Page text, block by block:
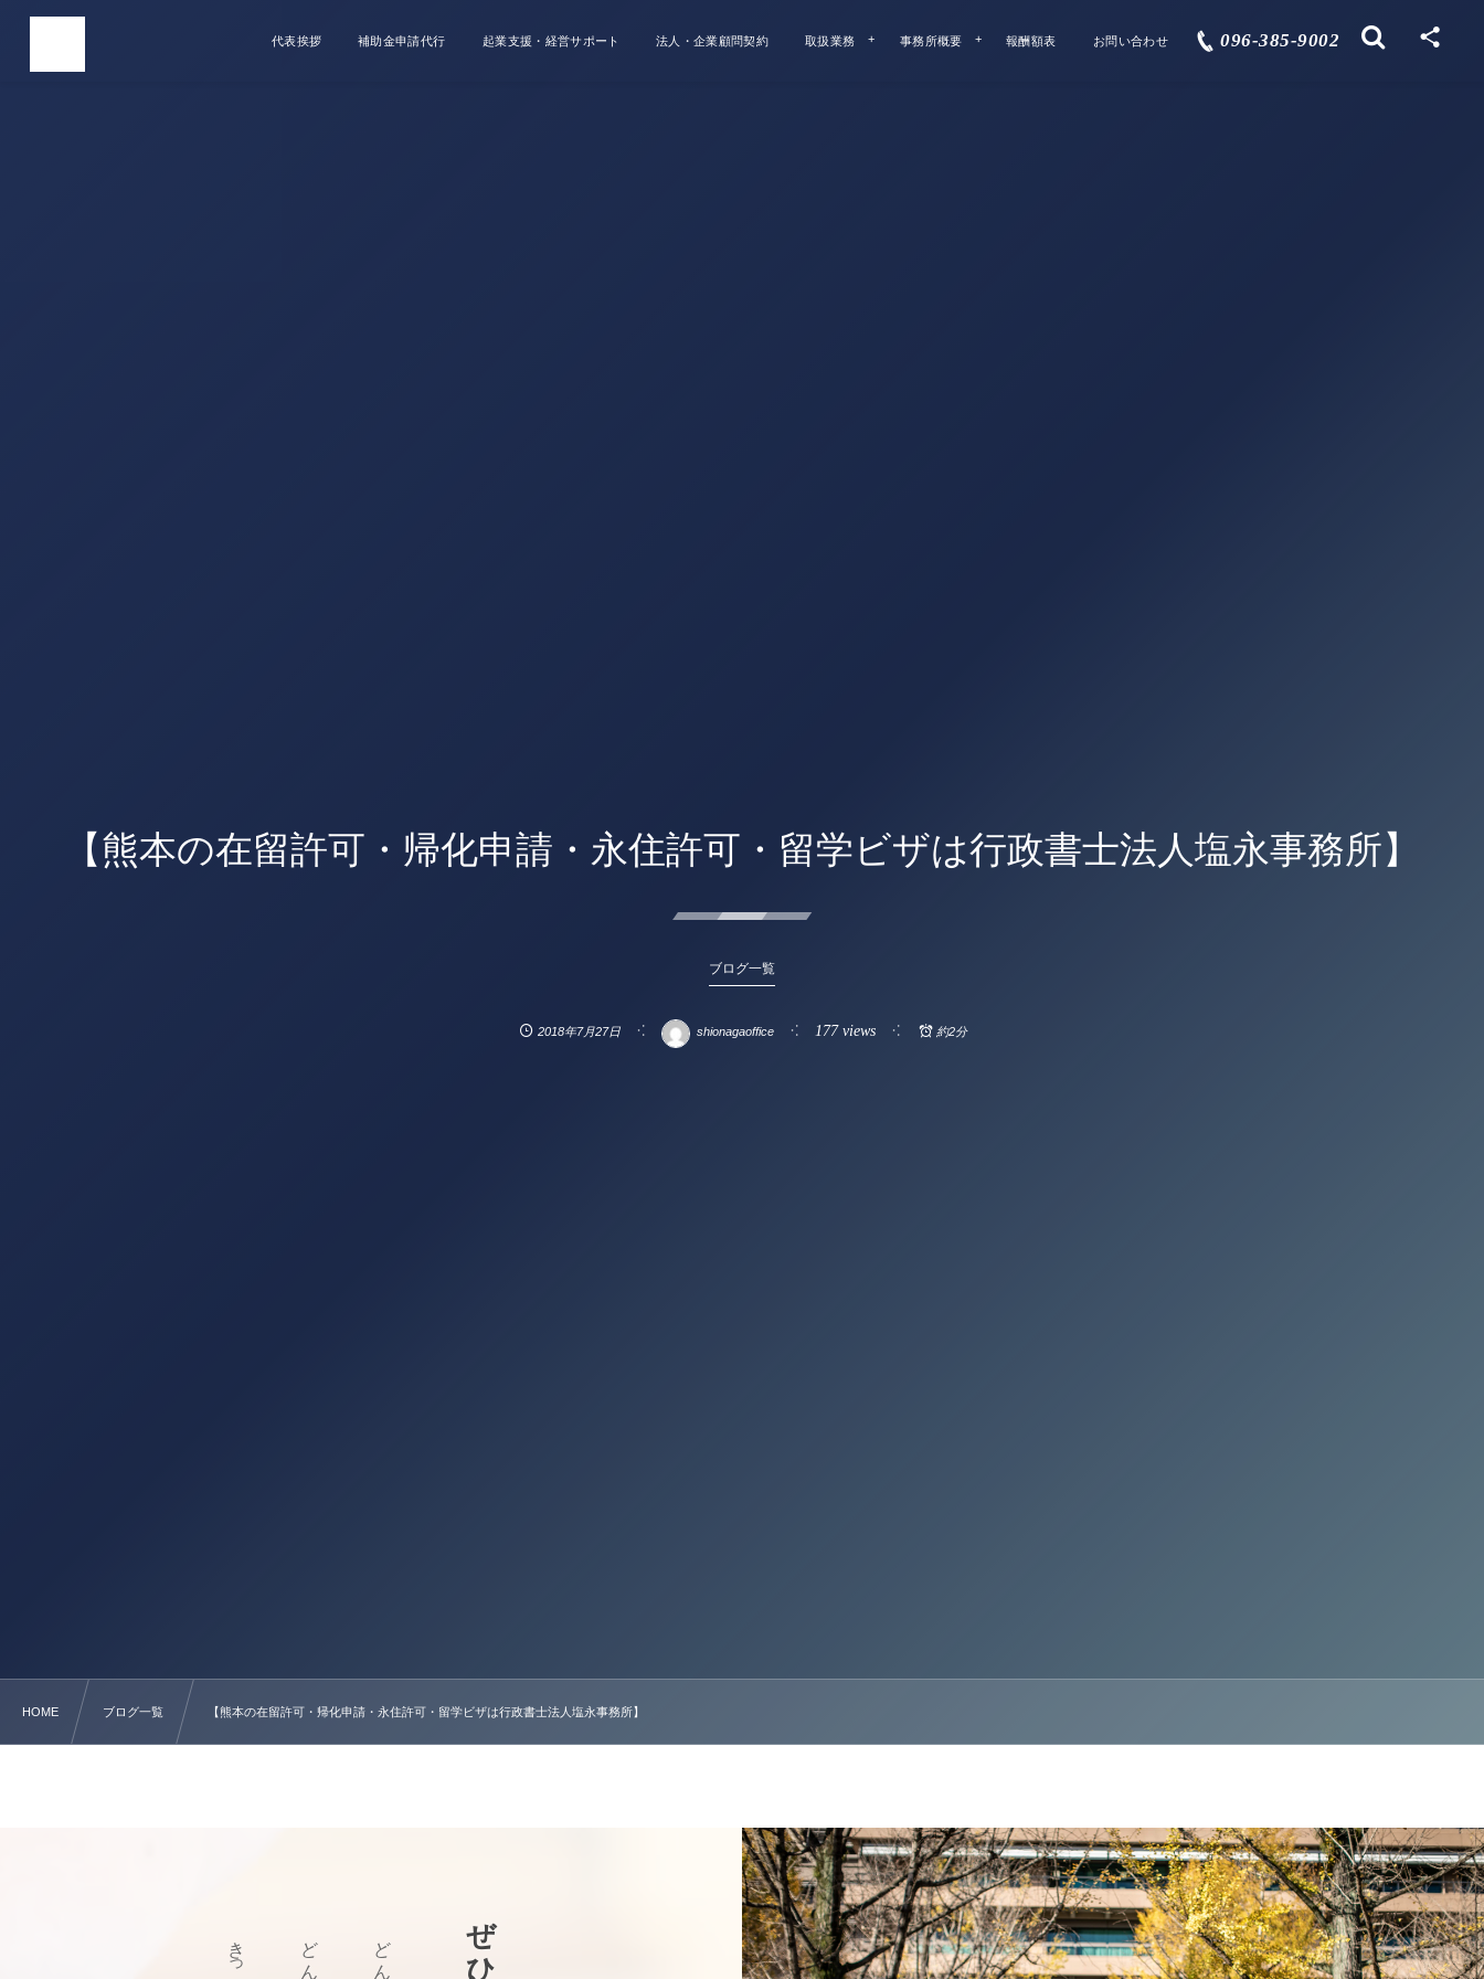
代表挨拶 補助金申請代行 起業支援・経営サポート 法人・企業顧問契約 取扱業務 事務所概要 報酬額表 お問い合わせ 096-385-9002
【熊本の在留許可・帰化申請・永住許可・留学ビザは行政書士法人塩永事務所】
ブログ一覧
2018年7月27日 shionagaoffice 177 views 約2分
HOME ブログ一覧 【熊本の在留許可・帰化申請・永住許可・留学ビザは行政書士法人塩永事務所】